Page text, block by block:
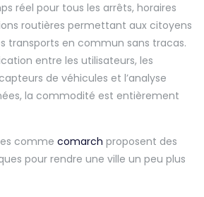
réel pour tous les arrêts, horaires
routières permettant aux citoyens
transports en commun sans tracas.
entre les utilisateurs, les
de véhicules et l’analyse
la commodité est entièrement
comme comarch proposent des
pour rendre une ville un peu plus